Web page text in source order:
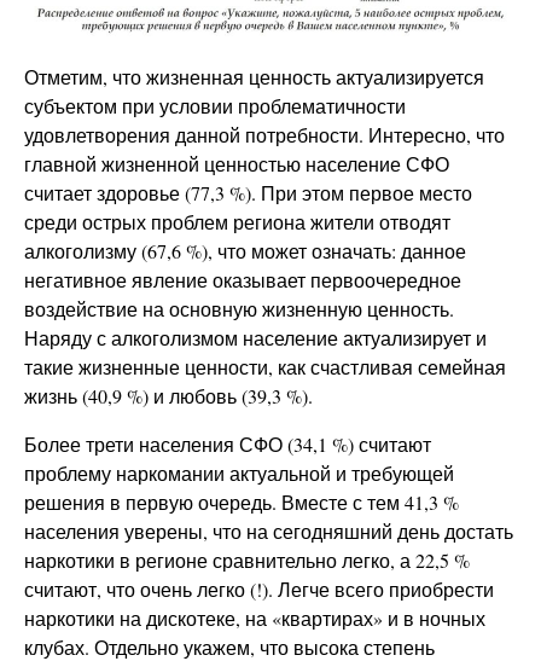
Отметим, что жизненная ценность актуализируется
субъектом при условии проблематичности
удовлетворения данной потребности. Интересно, что
главной жизненной ценностью население СФО
считает здоровье (77,3 %). При этом первое место
среди острых проблем региона жители отводят
алкоголизму (67,6 %), что может означать: данное
негативное явление оказывает первоочередное
воздействие на основную жизненную ценность.
Наряду с алкоголизмом население актуализирует и
такие жизненные ценности, как счастливая семейная
жизнь (40,9 %) и любовь (39,3 %).
Более трети населения СФО (34,1 %) считают
проблему наркомании актуальной и требующей
решения в первую очередь. Вместе с тем 41,3 %
населения уверены, что на сегодняшний день достать
наркотики в регионе сравнительно легко, а 22,5 %
считают, что очень легко (!). Легче всего приобрести
наркотики на дискотеке, на «квартирах» и в ночных
клубах. Отдельно укажем, что высока степень